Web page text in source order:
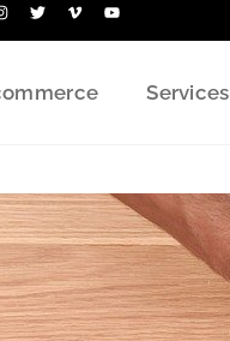
Services